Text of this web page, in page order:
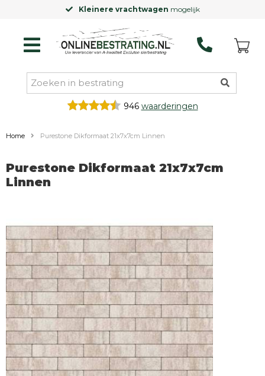
Kleinere vrachtwagen mogelijk
946 waarderingen
Home Purestone Dikformaat 21x7x7cm Linnen
Purestone Dikformaat 21x7x7cm
Linnen